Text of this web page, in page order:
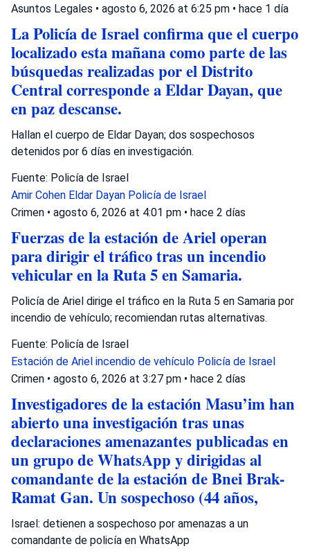
Asuntos Legales • agosto 6, 2026 at 6:25 pm • hace 1 día
La Policía de Israel confirma que el cuerpo
localizado esta mañana como parte de las
búsquedas realizadas por el Distrito
Central corresponde a Eldar Dayan, que
en paz descanse.
Hallan el cuerpo de Eldar Dayan; dos sospechosos
detenidos por 6 días en investigación.
Fuente: Policía de Israel
Amir Cohen Eldar Dayan Policía de Israel
Crimen • agosto 6, 2026 at 4:01 pm • hace 2 días
Fuerzas de la estación de Ariel operan
para dirigir el tráfico tras un incendio
vehicular en la Ruta 5 en Samaria.
Policía de Ariel dirige el tráfico en la Ruta 5 en Samaria por
incendio de vehículo; recomiendan rutas alternativas.
Fuente: Policía de Israel
Estación de Ariel incendio de vehículo Policía de Israel
Crimen • agosto 6, 2026 at 3:27 pm • hace 2 días
Investigadores de la estación Masu’im han
abierto una investigación tras unas
declaraciones amenazantes publicadas en
un grupo de WhatsApp y dirigidas al
comandante de la estación de Bnei Brak-
Ramat Gan. Un sospechoso (44 años,
Israel: detienen a sospechoso por amenazas a un
comandante de policía en WhatsApp